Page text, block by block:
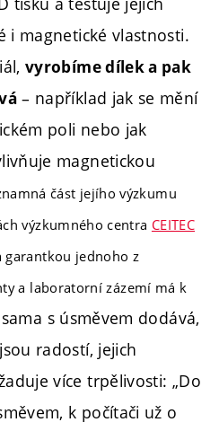
i magnetické vlastnosti.
vyrobíme dílek a pak
– například jak se mění
poli nebo jak
magnetickou
část jejího výzkumu
výzkumného centra CEITEC
garantkou jednoho z
a laboratorní zázemí má k
sama s úsměvem dodává,
radostí, jejich
více trpělivosti: „Do
k počítači už o